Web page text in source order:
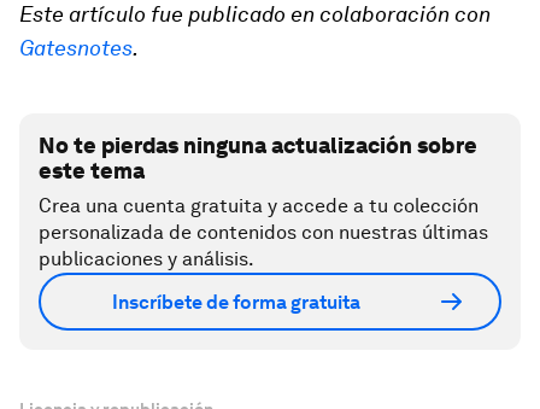
Este artículo fue publicado en colaboración con
Gatesnotes.
No te pierdas ninguna actualización sobre
este tema
Crea una cuenta gratuita y accede a tu colección
personalizada de contenidos con nuestras últimas
publicaciones y análisis.
Inscríbete de forma gratuita